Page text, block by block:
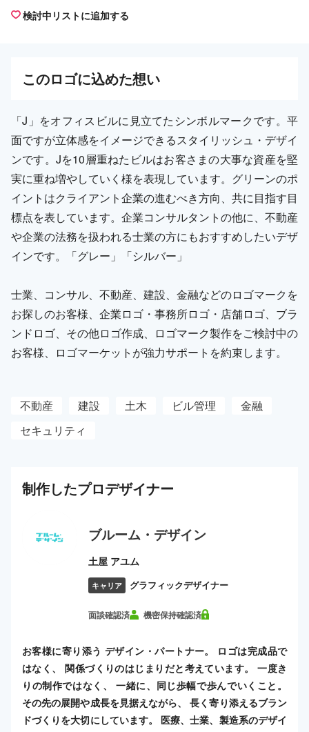
検討中リストに追加する
このロゴに込めた想い
「J」をオフィスビルに見立てたシンボルマークです。平
面ですが立体感をイメージできるスタイリッシュ・デザイ
ンです。Jを10層重ねたビルはお客さまの大事な資産を堅
実に重ね増やしていく様を表現しています。グリーンのポ
イントはクライアント企業の進むべき方向、共に目指す目
標点を表しています。企業コンサルタントの他に、不動産
や企業の法務を扱われる士業の方にもおすすめしたいデザ
インです。「グレー」「シルバー」
士業、コンサル、不動産、建設、金融などのロゴマークを
お探しのお客様、企業ロゴ・事務所ロゴ・店舗ロゴ、ブラ
ンドロゴ、その他ロゴ作成、ロゴマーク製作をご検討中の
お客様、ロゴマーケットが強力サポートを約束します。
不動産 建設 土木 ビル管理
金融
セキュリティ
制作したプロデザイナー
ブルーム・デザイン
土屋 アユム
キャリア グラフィックデザイナー
面談確認済 機密保持確認済
お客様に寄り添う デザイン・パートナー。 ロゴは完成品で
はなく、 関係づくりのはじまりだと考えています。 一度き
りの制作ではなく、 一緒に、同じ歩幅で歩んでいくこと。
その先の展開や成長を見据えながら、 長く寄り添えるブラン
ドづくりを大切にしています。 医療、士業、製造系のデザイ